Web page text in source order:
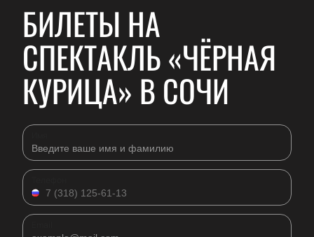
БИЛЕТЫ НА
СПЕКТАКЛЬ «ЧЁРНАЯ
КУРИЦА» В СОЧИ